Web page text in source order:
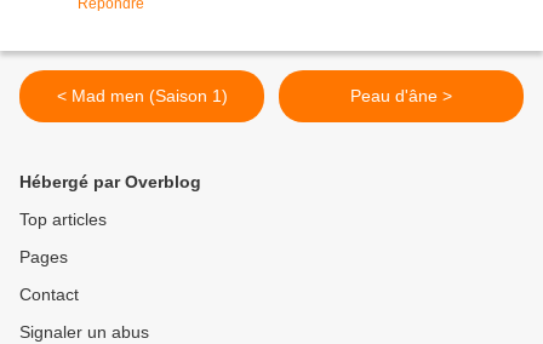
Répondre
< Mad men (Saison 1) Peau d'âne >
Hébergé par Overblog
Top articles
Pages
Contact
Signaler un abus